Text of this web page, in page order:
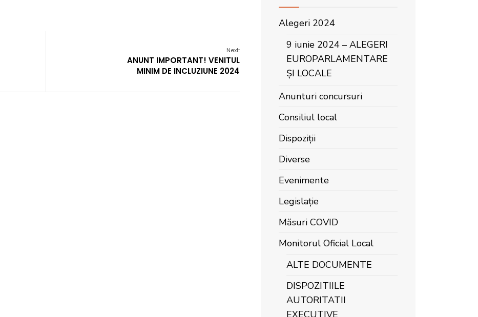
Next:
ANUNT IMPORTANT! VENITUL
MINIM DE INCLUZIUNE 2024
Alegeri 2024
9 iunie 2024 – ALEGERI
EUROPARLAMENTARE
ȘI LOCALE
Anunturi concursuri
Consiliul local
Dispoziții
Diverse
Evenimente
Legislație
Măsuri COVID
Monitorul Oficial Local
ALTE DOCUMENTE
DISPOZITIILE
AUTORITATII
EXECUTIVE